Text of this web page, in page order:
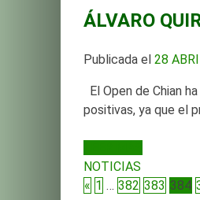
ÁLVARO
Publicada el 28
El Open de Chian
positivas, ya que el
NOTICIAS
« 1 … 382 383 384